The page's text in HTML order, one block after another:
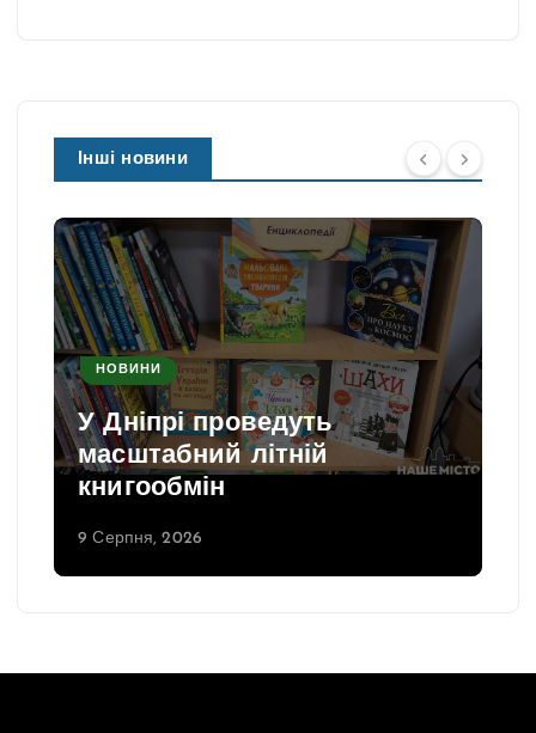
Інші новини
НОВИНИ
У Дніпрі проведуть
масштабний літній
книгообмін
9 Серпня, 2026